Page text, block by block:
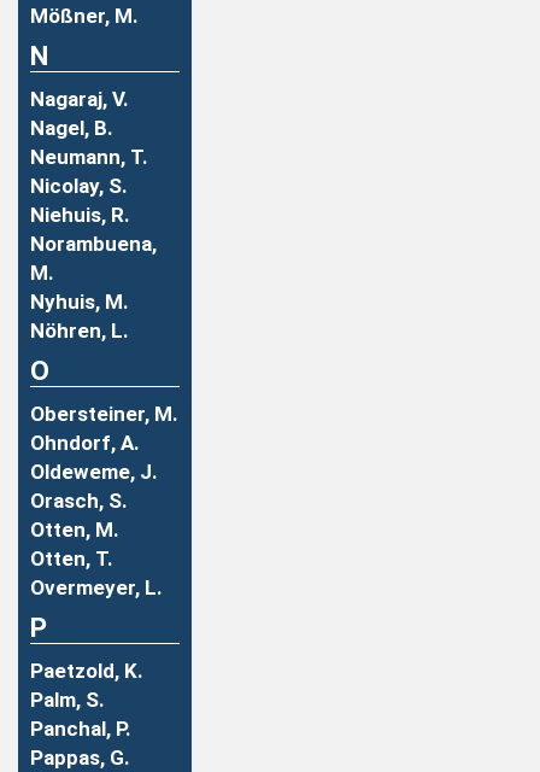
Mößner, M.
N
Nagaraj, V.
Nagel, B.
Neumann, T.
Nicolay, S.
Niehuis, R.
Norambuena,
M.
Nyhuis, M.
Nöhren, L.
O
Obersteiner, M.
Ohndorf, A.
Oldeweme, J.
Orasch, S.
Otten, M.
Otten, T.
Overmeyer, L.
P
Paetzold, K.
Palm, S.
Panchal, P.
Pappas, G.